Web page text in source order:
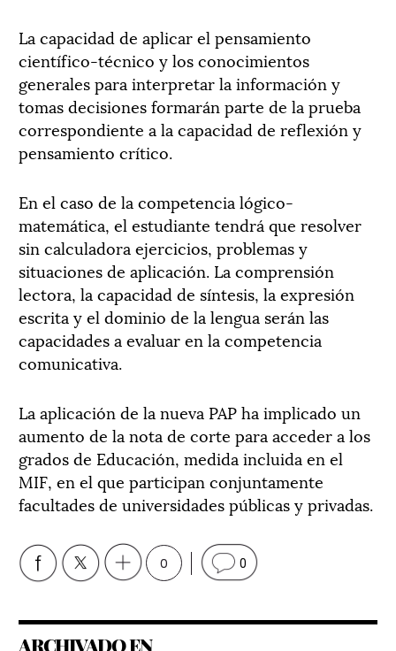
La capacidad de aplicar el pensamiento
científico-técnico y los conocimientos
generales para interpretar la información y
tomas decisiones formarán parte de la prueba
correspondiente a la capacidad de reflexión y
pensamiento crítico.
En el caso de la competencia lógico-
matemática, el estudiante tendrá que resolver
sin calculadora ejercicios, problemas y
situaciones de aplicación. La comprensión
lectora, la capacidad de síntesis, la expresión
escrita y el dominio de la lengua serán las
capacidades a evaluar en la competencia
comunicativa.
La aplicación de la nueva PAP ha implicado un
aumento de la nota de corte para acceder a los
grados de Educación, medida incluida en el
MIF, en el que participan conjuntamente
facultades de universidades públicas y privadas.
0 0
ARCHIVADO EN